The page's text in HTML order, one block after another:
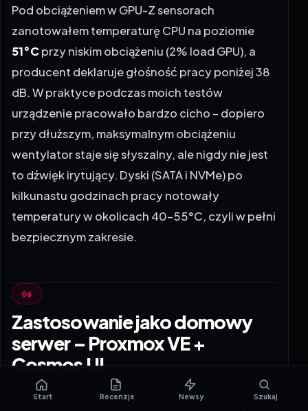
Pod obciążeniem w GPU-Z sensorach
zanotowałem temperaturę CPU na poziomie
51°Cprzy niskim obciążeniu (2% load GPU), a
producent deklaruje głośność pracy poniżej 38
dB. W praktyce podczas moich testów
urządzenie pracowało bardzo cicho – dopiero
przy dłuższym, maksymalnym obciążeniu
wentylator staje się słyszalny, ale nigdy nie jest
to dźwięk irytujący. Dyski (SATA i NVMe) po
kilkunastu godzinach pracy notowały
temperatury w okolicach 40–55°C, czyli w pełni
bezpiecznym zakresie.
Zastosowanie jako domowy
serwer – Proxmox VE +
Cosmos UI
Start Recenzje Newsy Szukaj